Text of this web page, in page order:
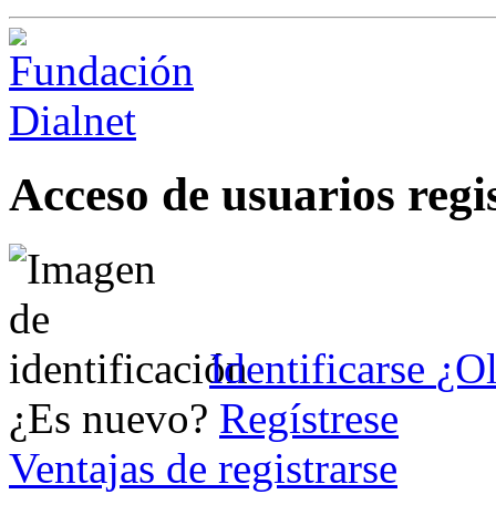
Acceso de usuarios
Identificarse
¿Es nuevo? Regístrese
Ventajas de registrarse